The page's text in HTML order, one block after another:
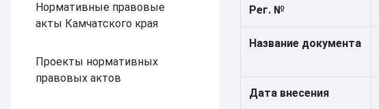
Нормативные правовые
акты Камчатского края
Проекты нормативных
правовых актов
Рег. №
Название документа
Дата внесения